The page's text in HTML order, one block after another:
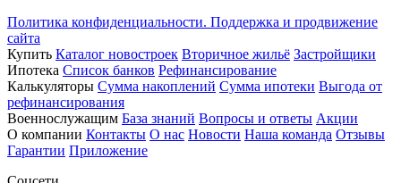
Политика конфиденциальности. Поддержка и продвижение
сайта
Купить Каталог новостроек Вторичное жильё Застройщики
Ипотека Список банков Рефинансирование
Калькуляторы Сумма накоплений Сумма ипотеки Выгода от
рефинансирования
Военнослужащим База знаний Вопросы и ответы Акции
О компании Контакты О нас Новости Наша команда Отзывы
Гарантии Приложение